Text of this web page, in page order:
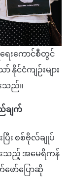
ေးကောင်စီတွင်
င်ငံကျဉ်းများ
သည်။
ချက်
ြီး စစ်ဗိုလ်ချုပ်
သည့် အမေရိကန်
ော်ပြောဆို